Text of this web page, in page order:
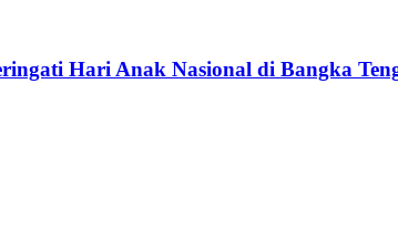
Hari Anak Nasional di Bangka